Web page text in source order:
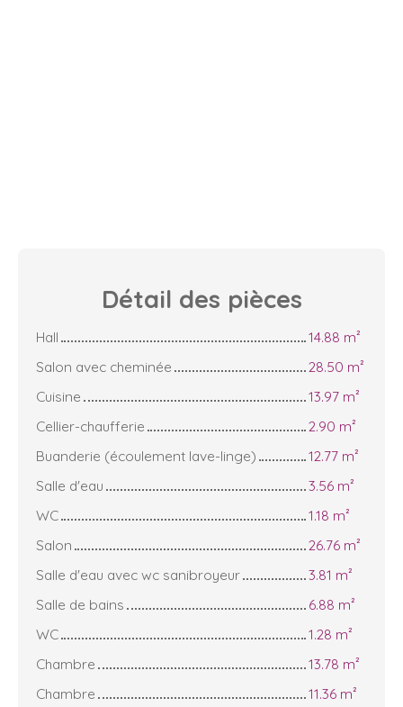
Détail des pièces
Hall
14.88 m²
Salon avec cheminée
28.50 m²
Cuisine
13.97 m²
Cellier-chaufferie
2.90 m²
Buanderie (écoulement lave-linge)
12.77 m²
Salle d'eau
3.56 m²
WC
1.18 m²
Salon
26.76 m²
Salle d'eau avec wc sanibroyeur
3.81 m²
Salle de bains
6.88 m²
WC
1.28 m²
Chambre
13.78 m²
Chambre
11.36 m²